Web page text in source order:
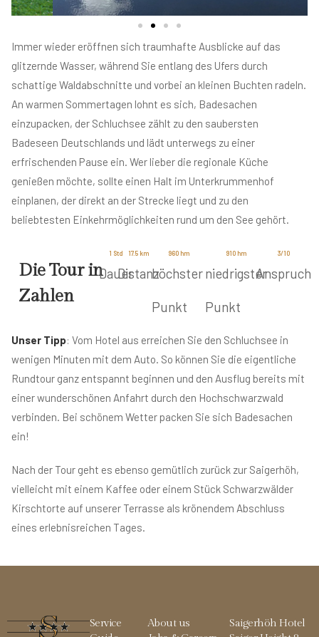
Immer wieder eröffnen sich traumhafte Ausblicke auf das
glitzernde Wasser, während Sie entlang des Ufers durch
schattige Waldabschnitte und vorbei an kleinen Buchten radeln.
An warmen Sommertagen lohnt es sich, Badesachen
einzupacken, der Schluchsee zählt zu den saubersten
Badeseen Deutschlands und lädt unterwegs zu einer
erfrischenden Pause ein. Wer lieber die regionale Küche
genießen möchte, sollte einen Halt im Unterkrummenhof
einplanen, der direkt an der Strecke liegt und zu den
beliebtesten Einkehrmöglichkeiten rund um den See gehört.
Die Tour in
Zahlen
Dauer
1 Std
Distanz
17.5 km
höchster
Punkt
960 hm
niedrigster
Punkt
910 hm
Anspruch
3/10
Unser Tipp: Vom Hotel aus erreichen Sie den Schluchsee in
wenigen Minuten mit dem Auto. So können Sie die eigentliche
Rundtour ganz entspannt beginnen und den Ausflug bereits mit
einer wunderschönen Anfahrt durch den Hochschwarzwald
verbinden. Bei schönem Wetter packen Sie sich Badesachen
ein!
Nach der Tour geht es ebenso gemütlich zurück zur Saigerhöh,
vielleicht mit einem Kaffee oder einem Stück Schwarzwälder
Kirschtorte auf unserer Terrasse als krönendem Abschluss
eines erlebnisreichen Tages.
Service
About us
Saigerhöh Hotel